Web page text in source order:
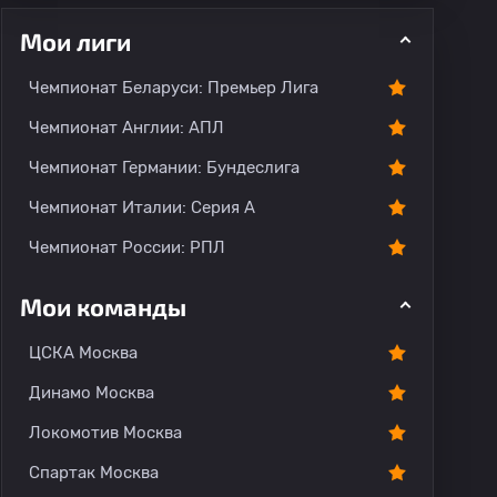
Мои лиги
Чемпионат Беларуси: Премьер Лига
Чемпионат Англии: АПЛ
Чемпионат Германии: Бундеслига
Чемпионат Италии: Серия А
Чемпионат России: РПЛ
Мои команды
ЦСКА Москва
Динамо Москва
Локомотив Москва
Спартак Москва